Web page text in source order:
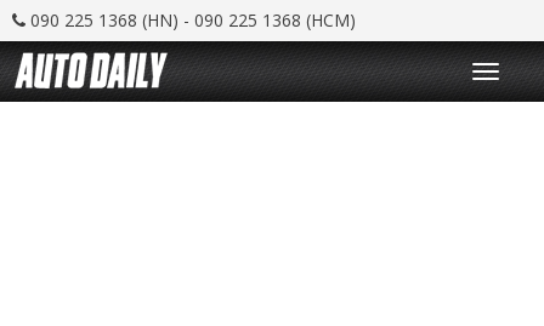
090 225 1368 (HN) - 090 225 1368 (HCM)
T
o
g